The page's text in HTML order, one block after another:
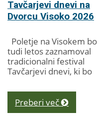
Tavčarjevi dnevi na
Dvorcu Visoko 2026
Poletje na Visokem bo
tudi letos zaznamoval
tradicionalni festival
Tavčarjevi dnevi, ki bo
avgustom 2026 ponudil
raznolik program za
vse generacije. V...
Preberi več